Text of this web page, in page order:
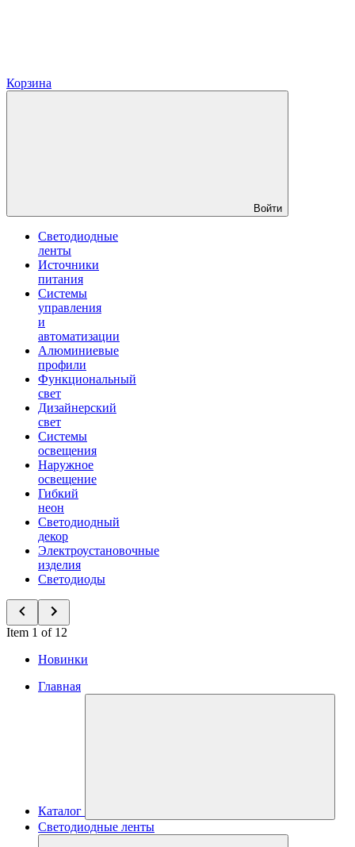
Корзина
Войти
Светодиодные
ленты
Источники
питания
Системы
управления
и
автоматизации
Алюминиевые
профили
Функциональный
свет
Дизайнерский
свет
Системы
освещения
Наружное
освещение
Гибкий
неон
Светодиодный
декор
Электроустановочные
изделия
Светодиоды
Item 1 of 12
Новинки
Главная
Каталог
Светодиодные ленты